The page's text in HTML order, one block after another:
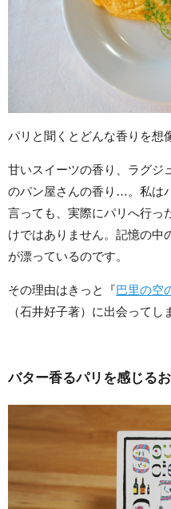
パリと聞くとどんな香りを想
甘いスイーツの香り、ラグジ
のパン屋さんの香り…。私は
言っても、実際にパリへ行っ
けではありません。記憶の中
が漂っているのです。
その理由はきっと『巴里の空
（石井好子著）に出会ってし
バター香るパリを感じる